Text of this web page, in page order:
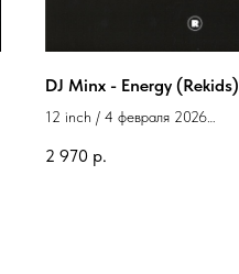
DJ Minx - Energy (Rekids)
12 inch / 4 февраля 2026
2 970 р.